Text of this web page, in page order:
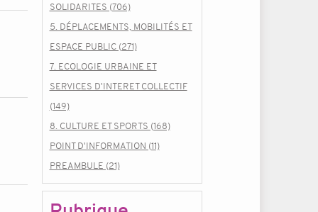
SOLIDARITES (706)
5. DÉPLACEMENTS, MOBILITÉS ET
ESPACE PUBLIC (271)
7. ECOLOGIE URBAINE ET
SERVICES D'INTERET COLLECTIF
(149)
8. CULTURE ET SPORTS (168)
POINT D'INFORMATION (11)
PREAMBULE (21)